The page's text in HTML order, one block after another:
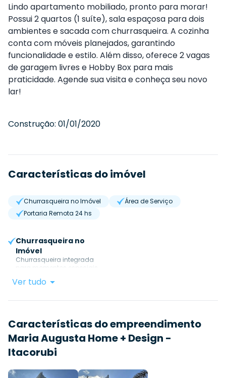
Lindo apartamento mobiliado, pronto para morar!
Possui 2 quartos (1 suíte), sala espaçosa para dois
ambientes e sacada com churrasqueira. A cozinha
conta com móveis planejados, garantindo
funcionalidade e estilo. Além disso, oferece 2 vagas
de garagem livres e Hobby Box para mais
praticidade. Agende sua visita e conheça seu novo
lar!
Construção: 01/01/2020
Características do imóvel
Churrasqueira no Imóvel
Área de Serviço
Portaria Remota 24 hs
Churrasqueira no
Imóvel
Churrasqueira integrada
para momentos especiais.
Ver tudo
Características do empreendimento
Maria Augusta Home + Design -
Itacorubi